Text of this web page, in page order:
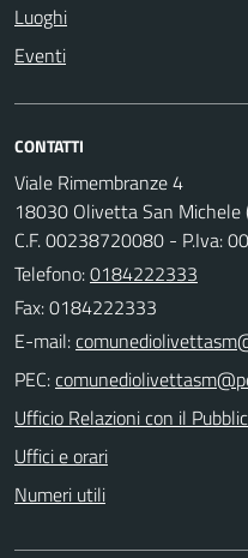
Luoghi
Eventi
CONTATTI
Viale Rimembranze 4
18030 Olivetta San Michele
C.F. 00238720080 - P.Iva:
Telefono:0184222333
Fax: 0184222333
E-mail:
PEC:
Ufficio Relazioni con il
Uffici e orari
Numeri utili